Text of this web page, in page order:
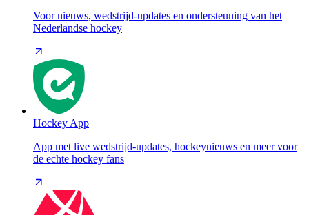
Voor nieuws, wedstrijd-updates en ondersteuning van het
Nederlandse hockey
Hockey App
App met live wedstrijd-updates, hockeynieuws en meer voor
de echte hockey fans